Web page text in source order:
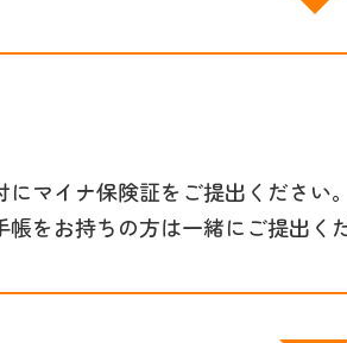
マイナ保険証をご提出ください。
帳をお持ちの方は一緒にご提出く